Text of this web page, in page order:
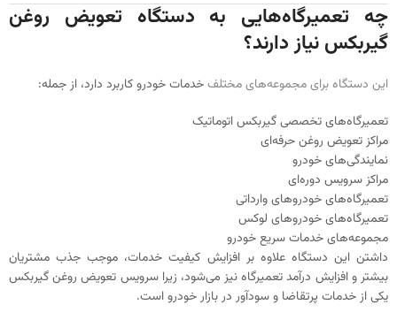
چه تعمیرگاه‌هایی به دستگاه تعویض روغن
گیربکس نیاز دارند؟
این دستگاه برای مجموعه‌های مختلفخدمات خودرو کاربرد دارد، از جمله:
تعمیرگاه‌های تخصصی گیربکس اتوماتیک
مراکز تعویض روغن حرفه‌ای
نمایندگی‌های خودرو
مراکز سرویس دوره‌ای
تعمیرگاه‌های خودروهای وارداتی
تعمیرگاه‌های خودروهای لوکس
مجموعه‌های خدمات سریع خودرو
داشتن این دستگاه علاوه بر افزایش کیفیت خدمات، موجب جذب مشتریان
بیشتر و افزایش درآمد تعمیرگاه نیز می‌شود، زیرا سرویس تعویض روغن گیربکس
یکی از خدمات پرتقاضا و سودآور در بازار خودرو است.